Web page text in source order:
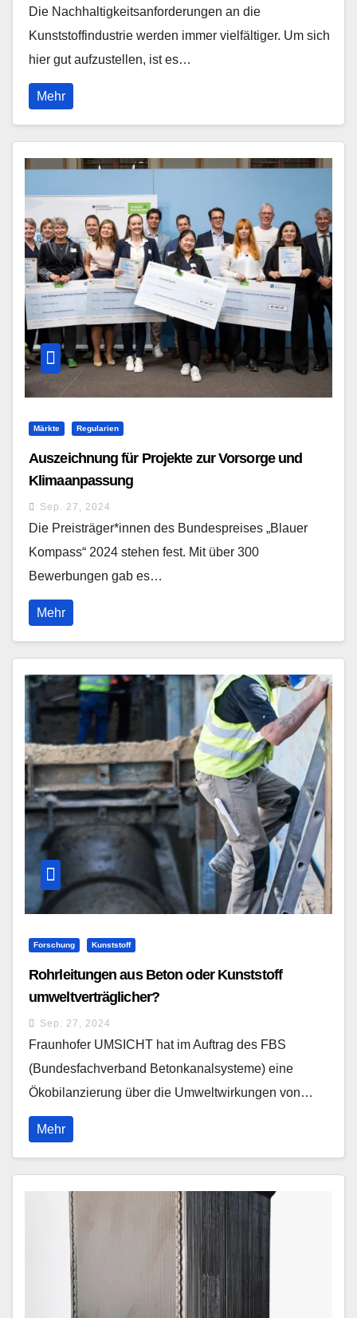
Die Nachhaltigkeitsanforderungen an die
Kunststoffindustrie werden immer vielfältiger. Um sich
hier gut aufzustellen, ist es…
Mehr
Märkte Regularien
Auszeichnung für Projekte zur Vorsorge und
Klimaanpassung
Sep. 27, 2024
Die Preisträger*innen des Bundespreises „Blauer
Kompass“ 2024 stehen fest. Mit über 300
Bewerbungen gab es…
Mehr
Forschung Kunststoff
Rohrleitungen aus Beton oder Kunststoff
umweltverträglicher?
Sep. 27, 2024
Fraunhofer UMSICHT hat im Auftrag des FBS
(Bundesfachverband Betonkanalsysteme) eine
Ökobilanzierung über die Umweltwirkungen von…
Mehr